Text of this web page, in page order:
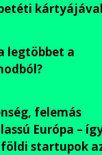
kártyájával
legtöbbet a
felemás
Európa –
startupok